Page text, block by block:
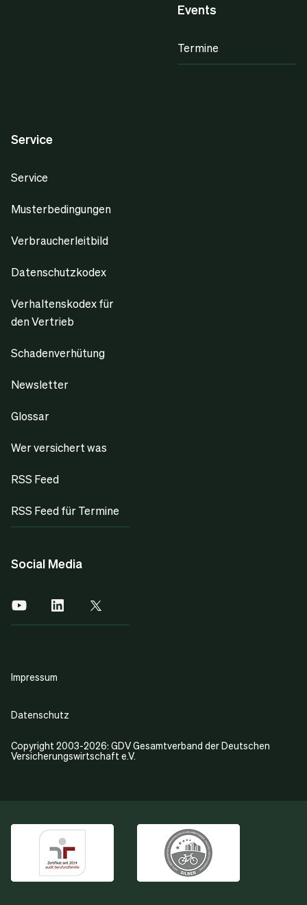
Events
Termine
Service
Service
Musterbedingungen
Verbraucherleitbild
Datenschutzkodex
Verhaltenskodex für
den Vertrieb
Schadenverhütung
Newsletter
Glossar
Wer versichert was
RSS Feed
RSS Feed für Termine
Social Media
Copyright 2003-2026: GDV Gesamtverband der Deutschen
Versicherungswirtschaft e.V.
Impressum
Datenschutz